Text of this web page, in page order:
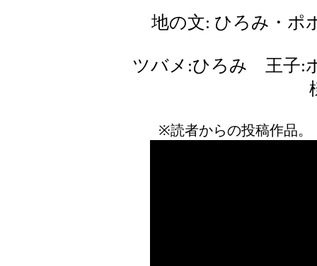
地の文: ひろみ・
ツバメ:ひろみ 王子:
※読者からの投稿作品